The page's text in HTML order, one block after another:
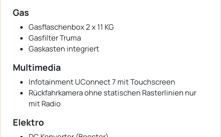
Gas
Gasflaschenbox 2 x 11 KG
Gasfilter Truma
Gaskasten integriert
Multimedia
Infotainment UConnect 7 mit Touchscreen
Rückfahrkamera ohne statischen Rasterlinien nur
mit Radio
Elektro